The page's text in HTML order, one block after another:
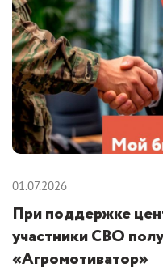
01.07.2026
При поддержке
участники СВО
«Агромотиватор»